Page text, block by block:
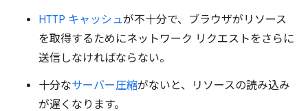
HTTP キャッシュが不十分で、ブラウザがリソース
を取得するためにネットワーク リクエストをさらに
送信しなければならない。
十分なサーバー圧縮がないと、リソースの読み込み
が遅くなります。